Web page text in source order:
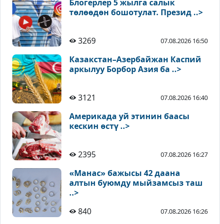
Блогерлер 5 жылга салык
төлөөдөн бошотулат. Презид ..>
3269 07.08.2026 16:50
Казакстан–Азербайжан Каспий
аркылуу Борбор Азия ба ..>
3121 07.08.2026 16:40
Америкада уй этинин баасы
кескин өстү ..>
2395 07.08.2026 16:27
«Манас» бажысы 42 даана
алтын буюмду мыйзамсыз таш
..>
840
07.08.2026 16:26